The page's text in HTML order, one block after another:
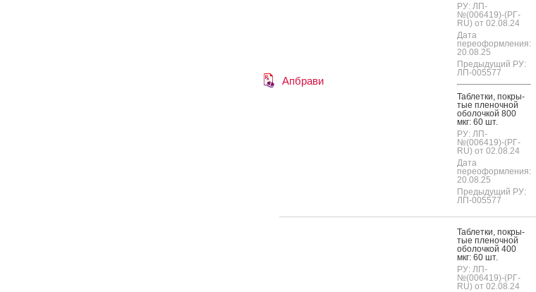
Апбрави
РУ: ЛП-
№(006419)-(РГ-
RU) от 02.08.24
Дата
переоформления:
20.08.25
Предыдущий РУ:
ЛП-005577
Таб­летки, пок­ры­
тые пле­ноч­ной
обо­лоч­кой 800
мкг: 60 шт.
РУ: ЛП-
№(006419)-(РГ-
RU) от 02.08.24
Дата
переоформления:
20.08.25
Предыдущий РУ:
ЛП-005577
Таб­летки, пок­ры­
тые пле­ноч­ной
обо­лоч­кой 400
мкг: 60 шт.
РУ: ЛП-
№(006419)-(РГ-
RU) от 02.08.24